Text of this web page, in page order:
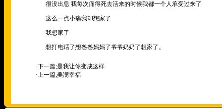
很没出息 我每次痛得死去活来的时候我都一个人承受过来了
这么一点小痛我却想家了
我想家了
想打电话了想爸爸妈妈了爷爷奶奶了想家了。
·下一篇;是我让你变成这样
·上一篇;美满幸福